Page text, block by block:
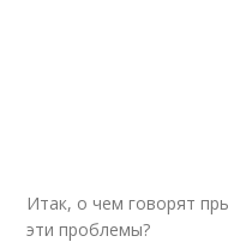
Итак, о чем говорят
эти проблемы?